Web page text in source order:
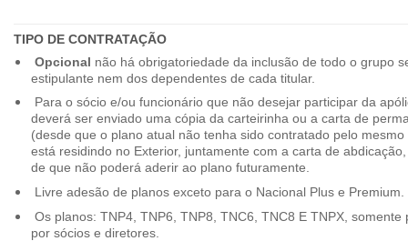
TIPO DE CONTRATAÇÃO
Opcional não há obrigatoriedade da inclusão de todo o grupo
estipulante nem dos dependentes de cada titular.
Para o sócio e/ou funcionário que não desejar participar da
deverá ser enviado uma cópia da carteirinha ou a carta de
(desde que o plano atual não tenha sido contratado pelo
está residindo no Exterior, juntamente com a carta de
de que não poderá aderir ao plano futuramente.
Livre adesão de planos exceto para o Nacional Plus e Premium.
Os planos: TNP4, TNP6, TNP8, TNC6, TNC8 E TNPX,
por sócios e diretores.